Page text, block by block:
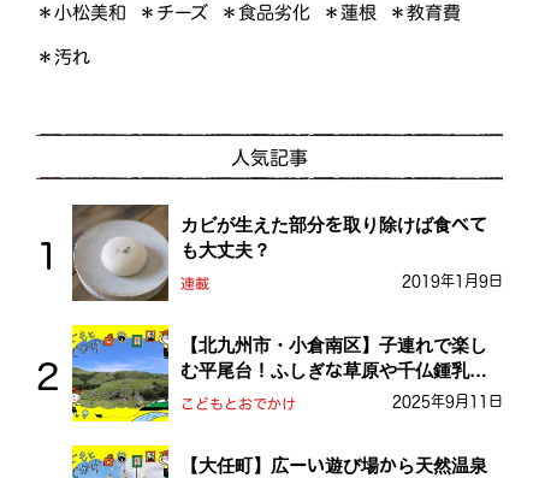
＊小松美和 ＊チーズ ＊食品劣化 ＊蓮根 ＊教育費
＊汚れ
人気記事
カビが生えた部分を取り除けば食べて
も大丈夫？
連載 2019年1月9日
【北九州市・小倉南区】子連れで楽し
む平尾台！ふしぎな草原や千仏鍾乳洞
を探検しよう！
こどもとおでかけ 2025年9月11日
【大任町】広ーい遊び場から天然温泉